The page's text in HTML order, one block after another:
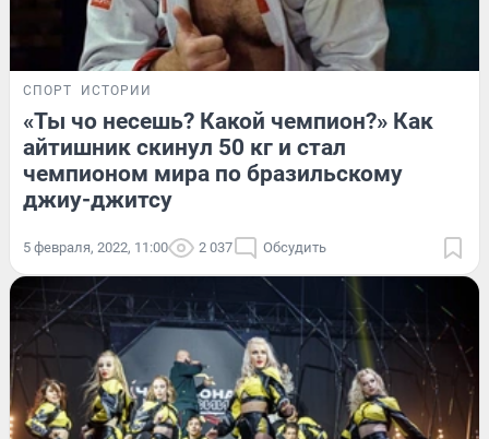
СПОРТ ИСТОРИИ
«Ты чо несешь? Какой чемпион?» Как
айтишник скинул 50 кг и стал
чемпионом мира по бразильскому
джиу-джитсу
5 февраля, 2022, 11:00 2 037 Обсудить